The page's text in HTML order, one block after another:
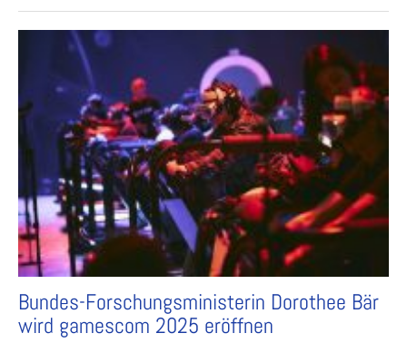
Bundes-Forschungsministerin Dorothee Bär
wird gamescom 2025 eröffnen